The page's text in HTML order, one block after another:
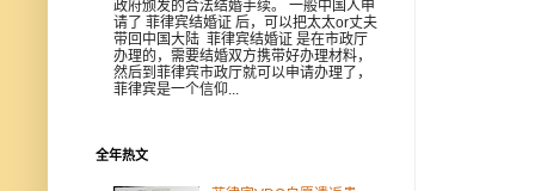
政府颁发的合法结婚手续。 一般中国人申
请了 菲律宾结婚证 后，可以把太太or丈夫
带回中国大陆 菲律宾结婚证 是在市政厅
办理的，需要结婚双方携带好办理材料，
然后到菲律宾市政厅就可以申请办理了，
菲律宾是一个信仰...
全年热文